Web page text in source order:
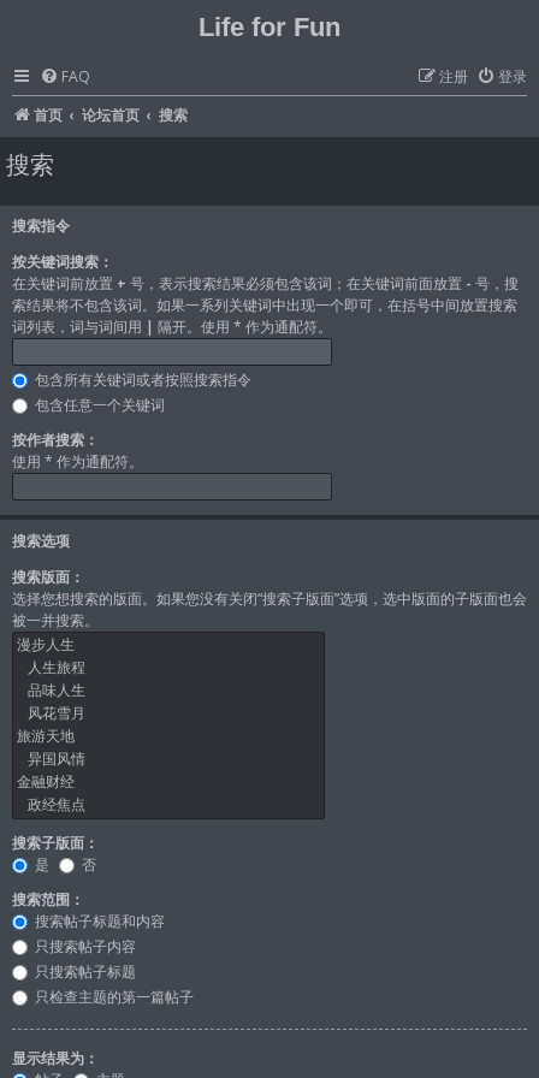
Life for Fun
FAQ 登录
注册
首页
论坛首页 搜索
搜索
搜索指令
按关键词搜索：
在关键词前放置 + 号，表示搜索结果必须包含该词；在关键词前面放置 - 号，搜
索结果将不包含该词。如果一系列关键词中出现一个即可，在括号中间放置搜索
词列表，词与词间用 | 隔开。使用 * 作为通配符。
包含所有关键词或者按照搜索指令
包含任意一个关键词
按作者搜索：
使用 * 作为通配符。
搜索选项
搜索版面：
选择您想搜索的版面。如果您没有关闭“搜索子版面”选项，选中版面的子版面也会
被一并搜索。
搜索子版面：
是
否
搜索范围：
搜索帖子标题和内容
只搜索帖子内容
只搜索帖子标题
只检查主题的第一篇帖子
显示结果为：